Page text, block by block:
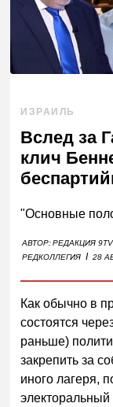
ИЗРАИЛЬ
Вслед за
клич
"Основные
АВТОР:РЕДАКЦИЯ 9TV
РЕДКОЛЛЕГИЯ I 28
Как обычно в
состоятся
раньше)
закрепить за
иного лагеря,
электоральный